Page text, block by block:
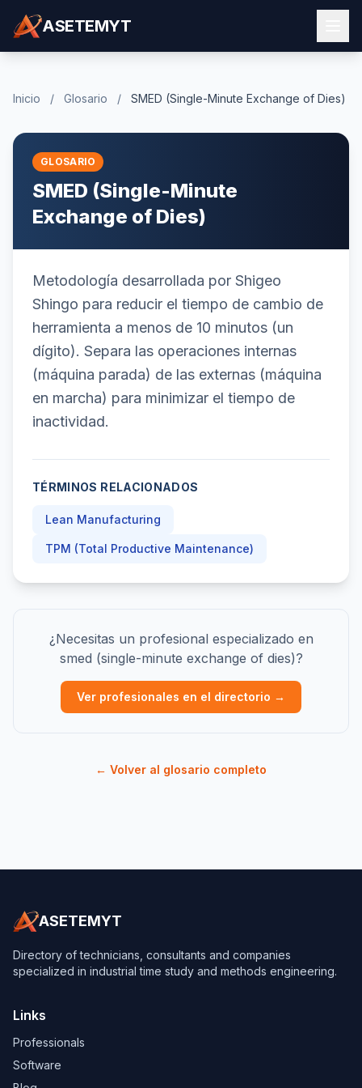
ASETEMYT
Inicio / Glosario / SMED (Single-Minute Exchange of Dies)
GLOSARIO
SMED (Single-Minute
Exchange of Dies)
Metodología desarrollada por Shigeo
Shingo para reducir el tiempo de cambio de
herramienta a menos de 10 minutos (un
dígito). Separa las operaciones internas
(máquina parada) de las externas (máquina
en marcha) para minimizar el tiempo de
inactividad.
TÉRMINOS RELACIONADOS
Lean Manufacturing
TPM (Total Productive Maintenance)
¿Necesitas un profesional especializado en
smed (single-minute exchange of dies)?
Ver profesionales en el directorio →
← Volver al glosario completo
ASETEMYT
Directory of technicians, consultants and companies
specialized in industrial time study and methods engineering.
Links
Professionals
Software